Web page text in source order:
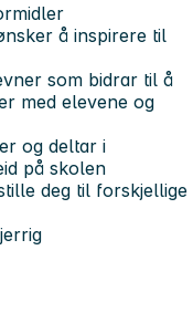
å inspirere til
som bidrar til å
med elevene og
og deltar i
på skolen
deg til forskjellige